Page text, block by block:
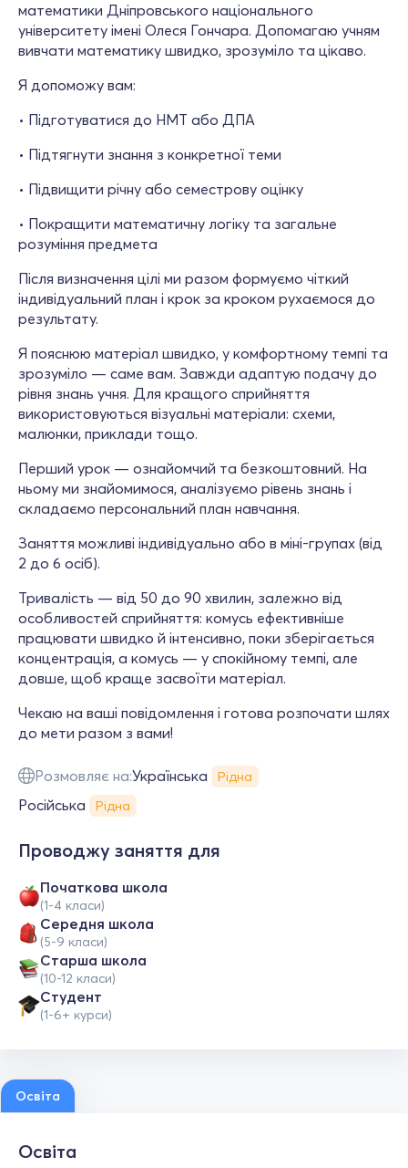
математики Дніпровського національного
університету імені Олеся Гончара. Допомагаю учням
вивчати математику швидко, зрозуміло та цікаво.
Я допоможу вам:
• Підготуватися до НМТ або ДПА
• Підтягнути знання з конкретної теми
• Підвищити річну або семестрову оцінку
• Покращити математичну логіку та загальне
розуміння предмета
Після визначення цілі ми разом формуємо чіткий
індивідуальний план і крок за кроком рухаємося до
результату.
Я пояснюю матеріал швидко, у комфортному темпі та
зрозуміло — саме вам. Завжди адаптую подачу до
рівня знань учня. Для кращого сприйняття
використовуються візуальні матеріали: схеми,
малюнки, приклади тощо.
Перший урок — ознайомчий та безкоштовний. На
ньому ми знайомимося, аналізуємо рівень знань і
складаємо персональний план навчання.
Заняття можливі індивідуально або в міні-групах (від
2 до 6 осіб).
Тривалість — від 50 до 90 хвилин, залежно від
особливостей сприйняття: комусь ефективніше
працювати швидко й інтенсивно, поки зберігається
концентрація, а комусь — у спокійному темпі, але
довше, щоб краще засвоїти матеріал.
Чекаю на ваші повідомлення і готова розпочати шлях
до мети разом з вами!
Розмовляє на:Українська Рідна
Російська Рідна
Проводжу заняття для
Початкова школа
(1-4 класи)
Середня школа
(5-9 класи)
Старша школа
(10-12 класи)
Студент
(1-6+ курси)
Освіта
Освіта